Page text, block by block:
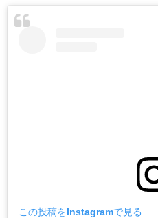
この投稿をInstagramで見る